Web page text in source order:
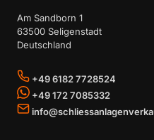
Am Sandborn 1
63500 Seligenstadt
Deutschland
+49 6182 7728524
+49 172 7085332